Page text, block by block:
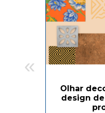
Olhar
design
«